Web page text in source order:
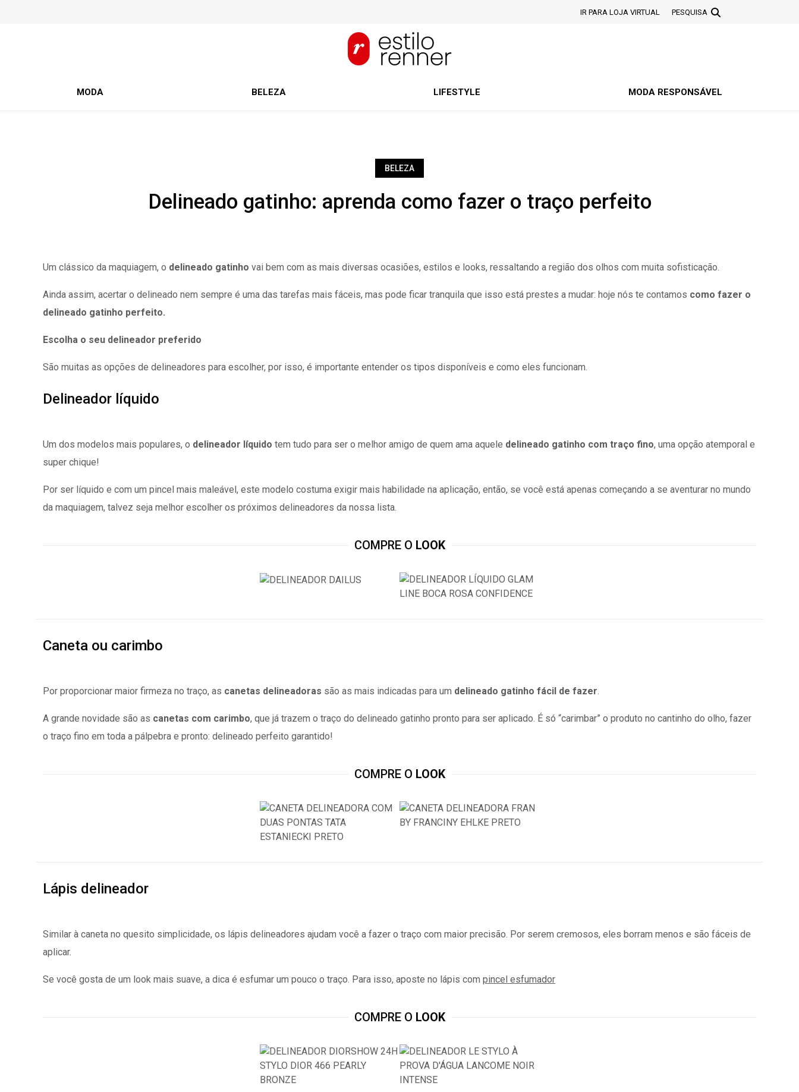
IR PARA LOJA VIRTUAL PESQUISA
MODA BELEZA LIFESTYLE MODA RESPONSÁVEL
BELEZA
Delineado gatinho: aprenda como fazer o traço perfeito
Um clássico da maquiagem, o delineado gatinho vai bem com as mais diversas ocasiões, estilos e looks, ressaltando a região dos olhos com muita sofisticação.
Ainda assim, acertar o delineado nem sempre é uma das tarefas mais fáceis, mas pode ficar tranquila que isso está prestes a mudar: hoje nós te contamos como fazer o
delineado gatinho perfeito.
Escolha o seu delineador preferido
São muitas as opções de delineadores para escolher, por isso, é importante entender os tipos disponíveis e como eles funcionam.
Delineador líquido
Um dos modelos mais populares, o delineador líquido tem tudo para ser o melhor amigo de quem ama aquele delineado gatinho com traço fino, uma opção atemporal e
super chique!
Por ser líquido e com um pincel mais maleável, este modelo costuma exigir mais habilidade na aplicação, então, se você está apenas começando a se aventurar no mundo
da maquiagem, talvez seja melhor escolher os próximos delineadores da nossa lista.
COMPRE O LOOK
Caneta ou carimbo
Por proporcionar maior firmeza no traço, as canetas delineadoras são as mais indicadas para um delineado gatinho fácil de fazer.
A grande novidade são as canetas com carimbo, que já trazem o traço do delineado gatinho pronto para ser aplicado. É só “carimbar” o produto no cantinho do olho, fazer
o traço fino em toda a pálpebra e pronto: delineado perfeito garantido!
COMPRE O LOOK
Lápis delineador
Similar à caneta no quesito simplicidade, os lápis delineadores ajudam você a fazer o traço com maior precisão. Por serem cremosos, eles borram menos e são fáceis de
aplicar.
Se você gosta de um look mais suave, a dica é esfumar um pouco o traço. Para isso, aposte no lápis com pincel esfumador
COMPRE O LOOK